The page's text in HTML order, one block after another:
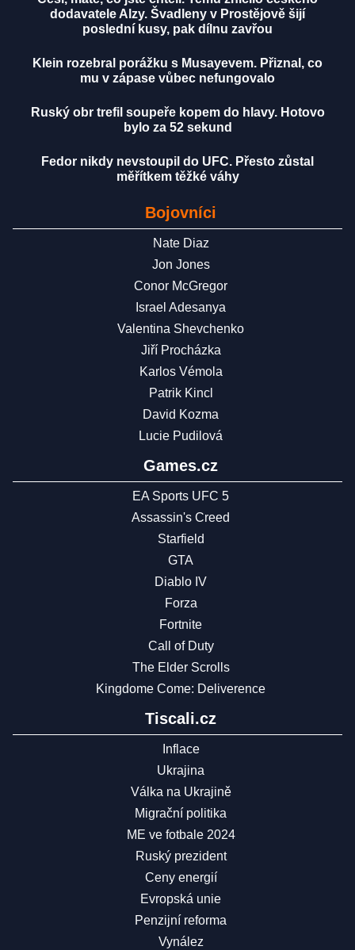
dodavatele Alzy. Švadleny v Prostějově šijí
poslední kusy, pak dílnu zavřou
Klein rozebral porážku s Musayevem. Přiznal, co
mu v zápase vůbec nefungovalo
Ruský obr trefil soupeře kopem do hlavy. Hotovo
bylo za 52 sekund
Fedor nikdy nevstoupil do UFC. Přesto zůstal
měřítkem těžké váhy
Bojovníci
Nate Diaz
Jon Jones
Conor McGregor
Israel Adesanya
Valentina Shevchenko
Jiří Procházka
Karlos Vémola
Patrik Kincl
David Kozma
Lucie Pudilová
Games.cz
EA Sports UFC 5
Assassin's Creed
Starfield
GTA
Diablo IV
Forza
Fortnite
Call of Duty
The Elder Scrolls
Kingdome Come: Deliverence
Tiscali.cz
Inflace
Ukrajina
Válka na Ukrajině
Migrační politika
ME ve fotbale 2024
Ruský prezident
Ceny energií
Evropská unie
Penzijní reforma
Vynález